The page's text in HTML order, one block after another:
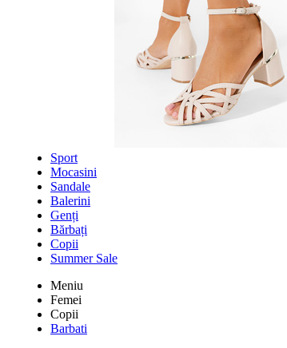
Sport
Mocasini
Sandale
Balerini
Genți
Bărbați
Copii
Summer Sale
Meniu
Femei
Copii
Barbati